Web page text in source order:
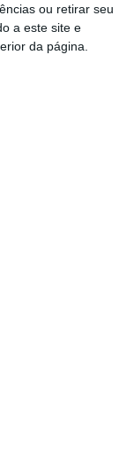
ou retirar seu
a este site e
da página.